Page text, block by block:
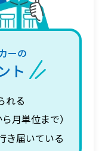
ーの
ト
れる
月単位まで）
き届いている